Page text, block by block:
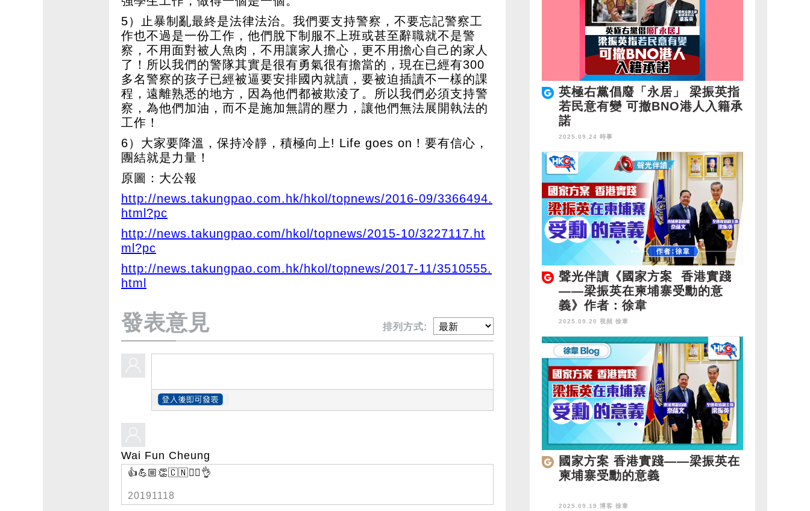
5）止暴制亂最終是法律法治。我們要支持警察，不要忘記警察工
作也不過是一份工作，他們脫下制服不上班或甚至辭職就不是警
察，不用面對被人魚肉，不用讓家人擔心，更不用擔心自己的家人
了！所以我們的警隊其實是很有勇氣很有擔當的，現在已經有300
多名警察的孩子已經被逼要安排國內就讀，要被迫插讀不一樣的課
程，遠離熟悉的地方，因為他們都被欺淩了。所以我們必須支持警
察，為他們加油，而不是施加無謂的壓力，讓他們無法展開執法的
工作！
6）大家要降溫，保持冷靜，積極向上! Life goes on！要有信心，
團結就是力量！
原圖：大公報
http://news.takungpao.com.hk/hkol/topnews/2016-09/3366494.
html?pc
http://news.takungpao.com/hkol/topnews/2015-10/3227117.ht
ml?pc
http://news.takungpao.com.hk/hkol/topnews/2017-11/3510555.
html
發表意見 排列方式:
Wai Fun Cheung
👍💪🏼👏🇨🇳👮‍♀️👌
20191118
英極右黨倡廢「永居」 梁振英指
若民意有變 可撤BNO港人入籍承
諾
2025.09.24 時事
聲光伴讀《國家方案 香港實踐
——梁振英在柬埔寨受勳的意
義》作者：徐韋
2025.09.20 視頻 徐韋
國家方案 香港實踐——梁振英在
柬埔寨受勳的意義
2025.09.19 博客 徐韋